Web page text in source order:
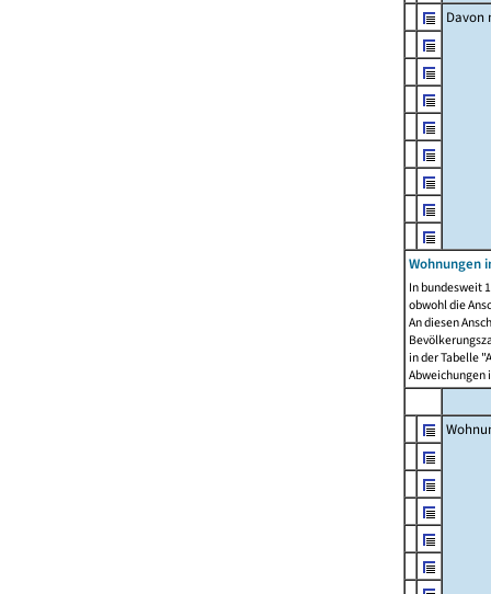
Davon
Wohnungen
In bundesweit
obwohl die
An diesen
in der Tabelle
Abweichungen